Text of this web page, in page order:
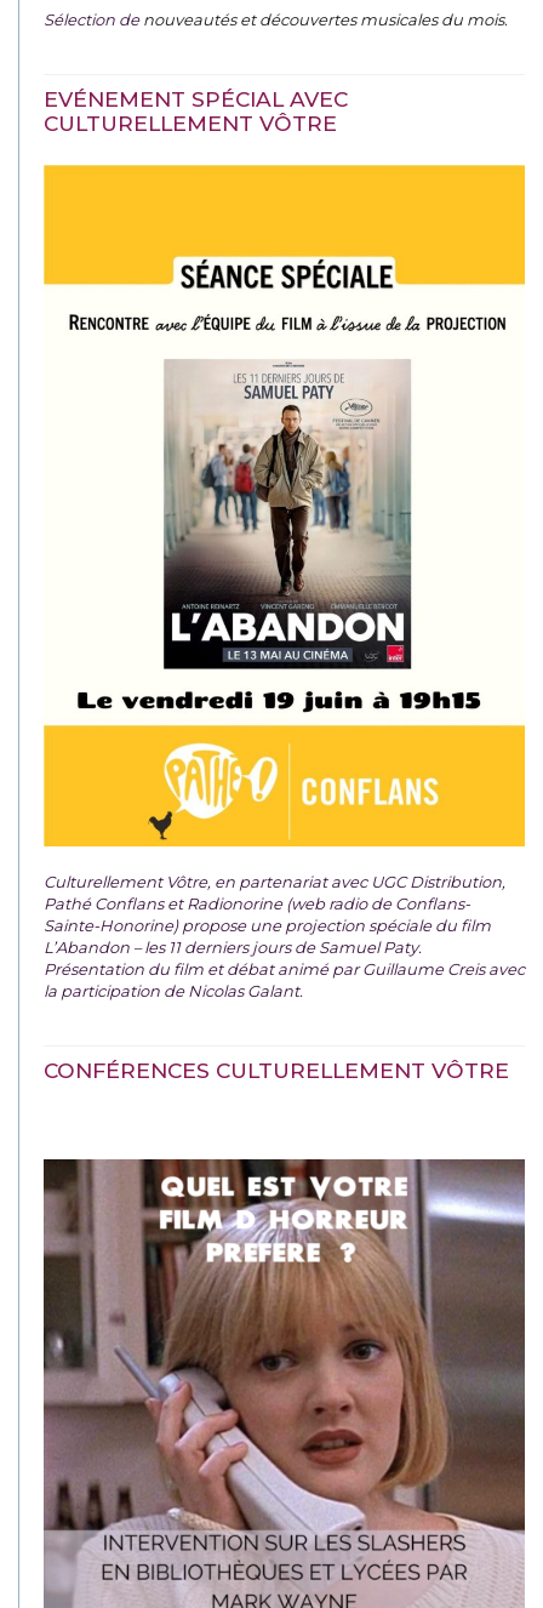
Sélection denouveautés et découvertes musicales du mois.
EVÉNEMENT SPÉCIAL AVEC
CULTURELLEMENT VÔTRE
Culturellement Vôtre, en partenariat avec UGC Distribution,
Pathé Conflans et Radionorine (web radio de Conflans-
Sainte-Honorine) propose une projection spéciale du film
L’Abandon – les 11 derniers jours de Samuel Paty.
Présentation du film et débat animé par Guillaume Creis avec
la participation de Nicolas Galant.
CONFÉRENCES CULTURELLEMENT VÔTRE